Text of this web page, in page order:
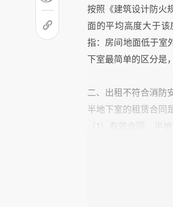
按照《建筑设计防火
面的平均高度大于
指：房间地面低于室
下室最简单的区分是
二、出租不符合消防
半地下室的租赁合同
（1）有效合同。半
合人居住，但如果
可勉强容身。法律
效，唯环境恶劣，租